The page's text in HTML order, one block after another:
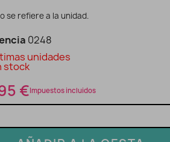
se refiere a la unidad.
0248
unidades
stock
€Impuestos incluidos